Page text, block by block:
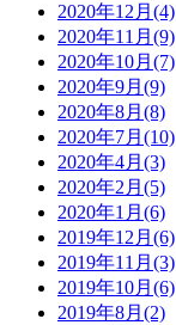
2020年12月(4)
2020年11月(9)
2020年10月(7)
2020年9月(9)
2020年8月(8)
2020年7月(10)
2020年4月(3)
2020年2月(5)
2020年1月(6)
2019年12月(6)
2019年11月(3)
2019年10月(6)
2019年8月(2)